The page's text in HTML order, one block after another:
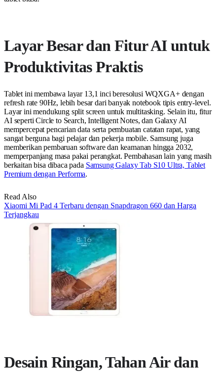
Layar Besar dan Fitur AI untuk
Produktivitas Praktis
Tablet ini membawa layar 13,1 inci beresolusi WQXGA+ dengan
refresh rate 90Hz, lebih besar dari banyak notebook tipis entry-level.
Layar ini mendukung split screen untuk multitasking. Selain itu, fitur
AI seperti Circle to Search, Intelligent Notes, dan Galaxy AI
mempercepat pencarian data serta pembuatan catatan rapat, yang
sangat berguna bagi pelajar dan pekerja mobile. Samsung juga
memberikan pembaruan software dan keamanan hingga 2032,
memperpanjang masa pakai perangkat. Pembahasan lain yang masih
berkaitan bisa dibaca pada Samsung Galaxy Tab S10 Ultra, Tablet
Premium dengan Performa.
Read Also
Xiaomi Mi Pad 4 Terbaru dengan Snapdragon 660 dan Harga
Terjangkau
Desain Ringan, Tahan Air dan